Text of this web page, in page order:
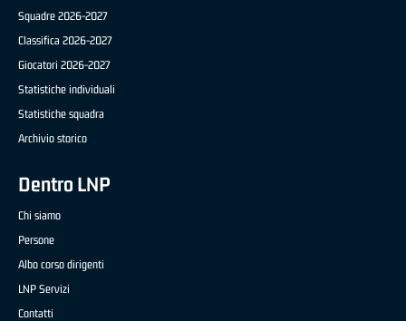
Squadre 2026-2027
Classifica 2026-2027
Giocatori 2026-2027
Statistiche individuali
Statistiche squadra
Archivio storico
Dentro LNP
Chi siamo
Persone
Albo corso dirigenti
LNP Servizi
Contatti